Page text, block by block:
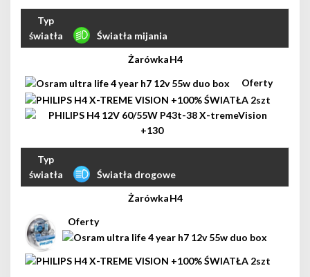
Światła mijania
H4
Światła drogowe
H4